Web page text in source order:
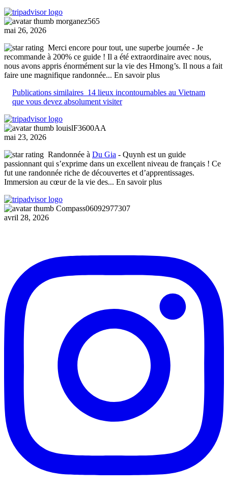
morganez565
mai 26, 2026
Merci encore pour tout, une superbe journée - Je
recommande à 200% ce guide ! Il a été extraordinaire avec nous,
nous avons appris énormément sur la vie des Hmong’s. Il nous a fait
faire une magnifique randonnée... En savoir plus
Publications similaires 14 lieux incontournables au Vietnam
que vous devez absolument visiter
louislF3600AA
mai 23, 2026
Randonnée à Du Gia - Quynh est un guide
passionnant qui s’exprime dans un excellent niveau de français ! Ce
fut une randonnée riche de découvertes et d’apprentissages.
Immersion au cœur de la vie des... En savoir plus
Compass06092977307
avril 28, 2026